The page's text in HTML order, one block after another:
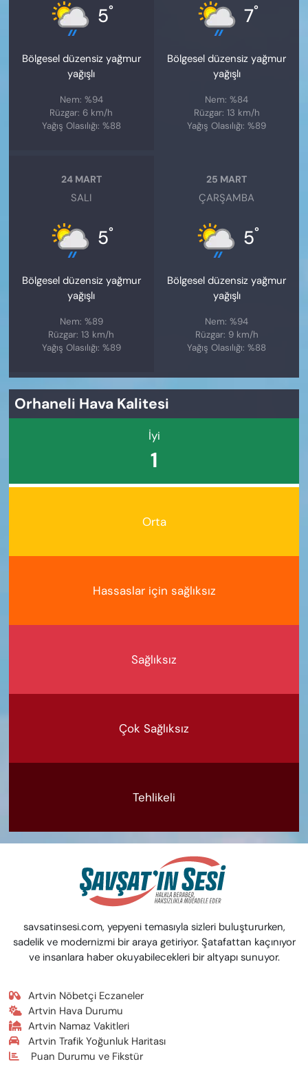
5°
Bölgesel düzensiz yağmur
yağışlı
Nem: %94
Rüzgar: 6 km/h
Yağış Olasılığı: %88
7°
Bölgesel düzensiz yağmur
yağışlı
Nem: %84
Rüzgar: 13 km/h
Yağış Olasılığı: %89
24 MART
SALI
5°
Bölgesel düzensiz yağmur
yağışlı
Nem: %89
Rüzgar: 13 km/h
Yağış Olasılığı: %89
25 MART
ÇARŞAMBA
5°
Bölgesel düzensiz yağmur
yağışlı
Nem: %94
Rüzgar: 9 km/h
Yağış Olasılığı: %88
Orhaneli Hava Kalitesi
İyi
1
Orta
Hassaslar için sağlıksız
Sağlıksız
Çok Sağlıksız
Tehlikeli
savsatinsesi.com, yepyeni temasıyla sizleri buluştururken,
sadelik ve modernizmi bir araya getiriyor. Şatafattan kaçınıyor
ve insanlara haber okuyabilecekleri bir altyapı sunuyor.
Artvin Nöbetçi Eczaneler
Artvin Hava Durumu
Artvin Namaz Vakitleri
Artvin Trafik Yoğunluk Haritası
Puan Durumu ve Fikstür